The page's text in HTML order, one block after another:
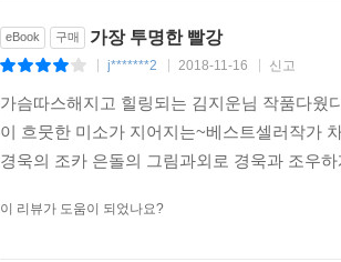
eBook 구매 가장 투명한 빨강
j*******2 2018-11-16 신고
가슴따스해지고 힐링되는 김지운님 작품다웠
이 흐뭇한 미소가 지어지는~베스트셀러작가
경욱의 조카 은돌의 그림과외로 경욱과 조우
이 리뷰가 도움이 되었나요?